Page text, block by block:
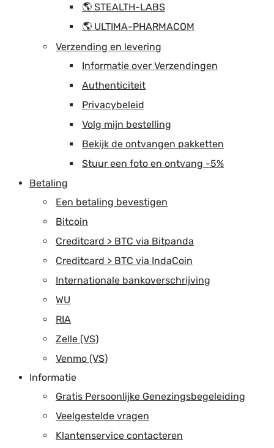
🌎 STEALTH-LABS
🌎 ULTIMA-PHARMACOM
Verzending en levering
Informatie over Verzendingen
Authenticiteit
Privacybeleid
Volg mijn bestelling
Bekijk de ontvangen pakketten
Stuur een foto en ontvang -5%
Betaling
Een betaling bevestigen
Bitcoin
Creditcard > BTC via Bitpanda
Creditcard > BTC via IndaCoin
Internationale bankoverschrijving
WU
RIA
Zelle (VS)
Venmo (VS)
Informatie
Gratis Persoonlijke Genezingsbegeleiding
Veelgestelde vragen
Klantenservice contacteren